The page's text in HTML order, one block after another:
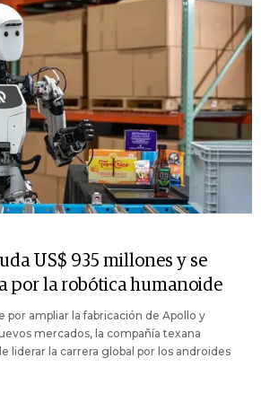
US$ 935 millones y se
por la robótica humanoide
por ampliar la fabricación de Apollo y
mercados, la compañía texana
liderar la carrera global por los androides